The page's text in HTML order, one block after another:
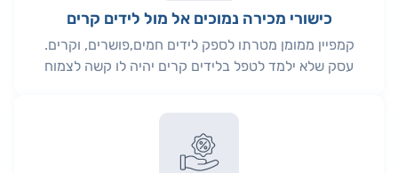
כישורי מכירה נמוכים אל מול לידים קרים
קמפיין ממומן מטרתו לספק לידים חמים,פושרים, וקרים.
עסק שלא ילמד לטפל בלידים קרים יהיה לו קשה לצמוח